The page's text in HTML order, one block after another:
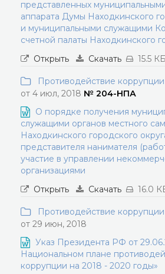
представленных
аппарата Думы Находкинского
и муниципальными служащими
счетной палаты Находкинского
Открыть
Скачать 15.5 КБ
Противодействие коррупции
от 4 июл, 2018 № 204-НПА
О порядке получения
служащими органов местного
Находкинского городского
представителя нанимателя
участие в управлении
организациями
Открыть
Скачать 16.0
Противодействие коррупции
от 29 июн, 2018
Указ Президента РФ от
Национальном плане
коррупции на 2018 - 2020 годы»